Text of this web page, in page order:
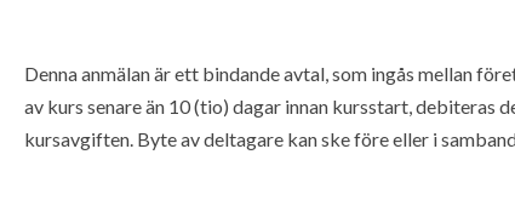
Denna anmälan är ett bindande avtal, som ingås mellan
av kurs senare än 10 (tio) dagar innan kursstart, debiteras
kursavgiften. Byte av deltagare kan ske före eller i